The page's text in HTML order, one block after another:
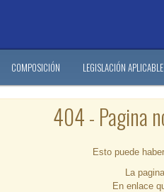
COMPOSICIÓN LEGISLACIÓN APLICABLE
404 - Pagina
Esto puede
La
En enlace